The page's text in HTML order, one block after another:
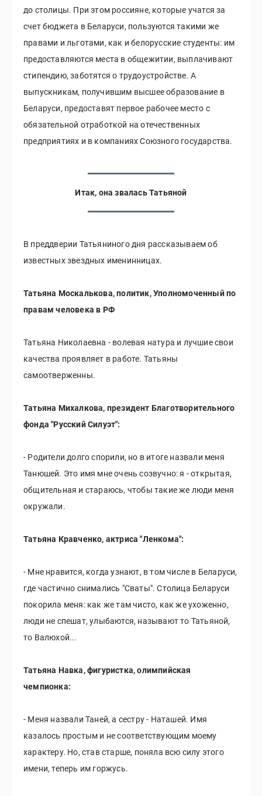
до столицы. При этом россияне, которые учатся за
счет бюджета в Беларуси, пользуются такими же
правами и льготами, как и белорусские студенты: им
предоставляются места в общежитии, выплачивают
стипендию, заботятся о трудоустройстве. А
выпускникам, получившим высшее образование в
Беларуси, предоставят первое рабочее место с
обязательной отработкой на отечественных
предприятиях и в компаниях Союзного государства.
Итак, она звалась Татьяной
В преддверии Татьяниного дня рассказываем об
известных звездных именинницах.
Татьяна Москалькова, политик, Уполномоченный по
правам человека в РФ
Татьяна Николаевна - волевая натура и лучшие свои
качества проявляет в работе. Татьяны
самоотверженны.
Татьяна Михалкова, президент Благотворительного
фонда "Русский Силуэт":
- Родители долго спорили, но в итоге назвали меня
Танюшей. Это имя мне очень созвучно: я - открытая,
общительная и стараюсь, чтобы такие же люди меня
окружали.
Татьяна Кравченко, актриса "Ленкома":
- Мне нравится, когда узнают, в том числе в Беларуси,
где частично снимались "Сваты". Столица Беларуси
покорила меня: как же там чисто, как же ухоженно,
люди не спешат, улыбаются, называют то Татьяной,
то Валюхой...
Татьяна Навка, фигуристка, олимпийская
чемпионка:
- Меня назвали Таней, а сестру - Наташей. Имя
казалось простым и не соответствующим моему
характеру. Но, став старше, поняла всю силу этого
имени, теперь им горжусь.